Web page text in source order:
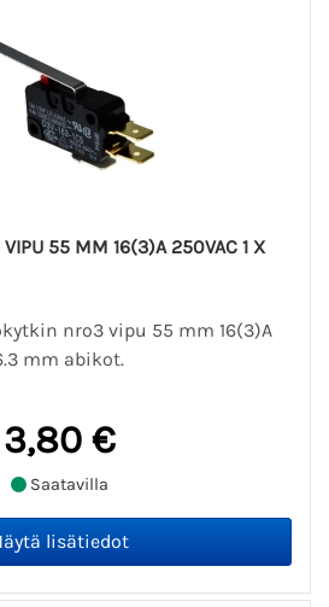
55 MM 16(3)A 250VAC 1 X
nro3 vipu 55 mm 16(3)A
mm abikot.
3,80 €
Saatavilla